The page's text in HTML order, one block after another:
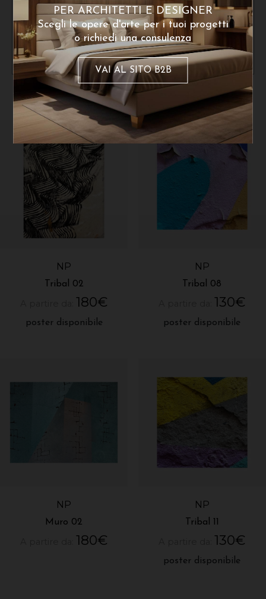
Dello stesso artista
NP
Tribal 02
180€
poster disponibile
NP
Tribal 08
130€
poster disponibile
NP
Muro 02
180€
NP
Tribal 11
130€
poster disponibile
PER ARCHITETTI E DESIGNER
Scegli le opere d'arte per i tuoi progetti
o richiedi una consulenza
VAI AL SITO B2B